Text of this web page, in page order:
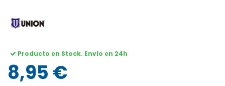
Producto en Stock. Envío en 24h
8,95 €